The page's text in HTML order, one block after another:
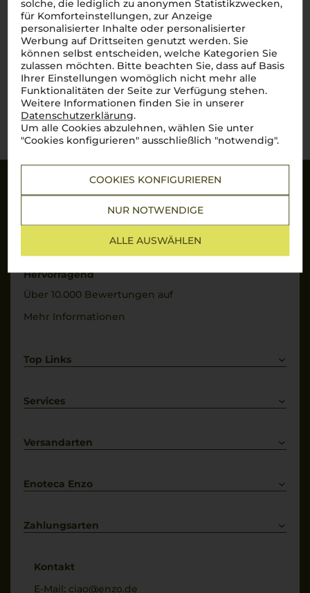
solche, die lediglich zu anonymen Statistikzwecken,
für Komforteinstellungen, zur Anzeige
personalisierter Inhalte oder personalisierter
Werbung auf Drittseiten genutzt werden. Sie
können selbst entscheiden, welche Kategorien Sie
zulassen möchten. Bitte beachten Sie, dass auf Basis
Ihrer Einstellungen womöglich nicht mehr alle
Funktionalitäten der Seite zur Verfügung stehen.
Weitere Informationen finden Sie in unserer
Datenschutzerklärung.
Um alle Cookies abzulehnen, wählen Sie unter
"Cookies konfigurieren" ausschließlich "notwendig".
COOKIES KONFIGURIEREN
NUR NOTWENDIGE
ALLE AUSWÄHLEN
€ 42,00
pro Flasche (0.75l),
inkl. MwSt. zzgl. Versand
Lebensmittel­angaben
Sicherheit
SSL-Daten­verschlüs­selung: Ihre Daten können
nicht von Unbe­fugten gelesen werden.
Hervorragend
Über 10.000 Bewertungen auf
Mehr Informationen
Top Links
Weißwein
Services
Kontakt
Versandarten
Enoteca Enzo
Bewertungs-Richtlinien
Zahlungsarten
Kontakt
E-Mail: ciao@enzo.de